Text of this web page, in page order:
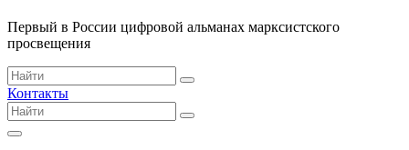
Первый в России цифровой альманах марксистского
просвещения
Контакты